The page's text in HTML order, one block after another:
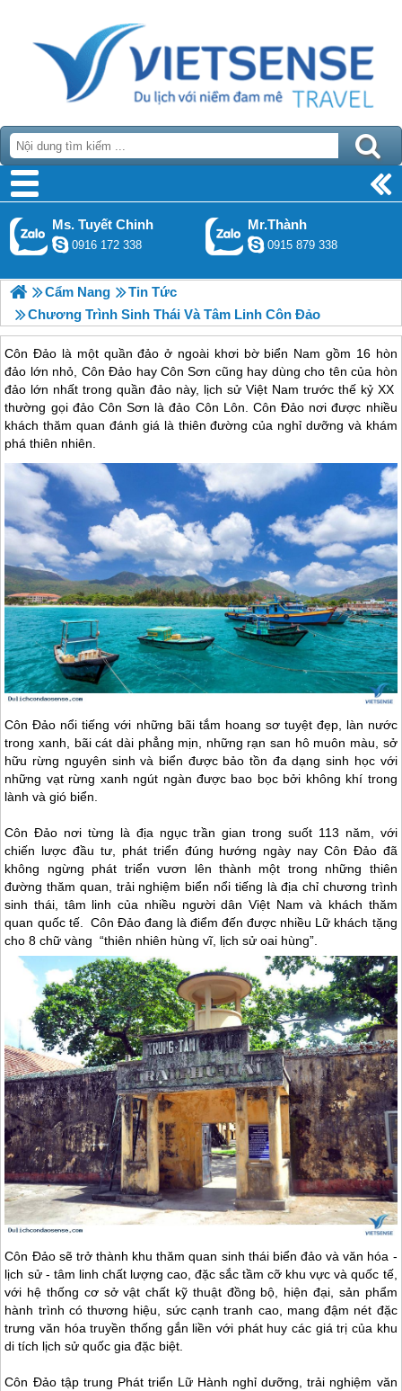
Ms. Tuyết Chinh
0916 172 338
Mr.Thành
0915 879 338
Cẩm Nang
Tin Tức
Chương Trình Sinh Thái Và Tâm Linh Côn Đảo
Côn Ðảo là một quần đảo ở ngoài khơi bờ biển Nam gồm 16 hòn
đảo lớn nhỏ, Côn Đảo hay Côn Sơn cũng hay dùng cho tên của hòn
đảo lớn nhất trong quần đảo này, lịch sử Việt Nam trước thế kỷ XX
thường gọi đảo Côn Sơn là đảo Côn Lôn. Côn Đảo nơi được nhiều
khách thăm quan đánh giá là thiên đường của nghỉ dưỡng và khám
phá thiên nhiên.
Côn Đảo nổi tiếng với những bãi tắm hoang sơ tuyệt đẹp, làn nước
trong xanh, bãi cát dài phẳng mịn, những rạn san hô muôn màu, sở
hữu rừng nguyên sinh và biển được bảo tồn đa dạng sinh học với
những vạt rừng xanh ngút ngàn được bao bọc bởi không khí trong
lành và gió biển.
Côn Đảo nơi từng là địa ngục trần gian trong suốt 113 năm, với
chiến lược đầu tư, phát triển đúng hướng ngày nay Côn Đảođã
không ngừng phát triển vươn lên thành một trong những thiên
đường thăm quan, trải nghiệm biển nổi tiếng là địa chỉ chương trình
sinh thái, tâm linh của nhiều người dân Việt Nam và khách thăm
quan quốc tế. Côn Đảođang là điểm đến được nhiều Lữ khách tặng
cho 8 chữ vàng “thiên nhiên hùng vĩ, lịch sử oai hùng”.
Côn Đảosẽ trở thành khu thăm quan sinh thái biển đảo và văn hóa -
lịch sử - tâm linh chất lượng cao, đặc sắc tầm cỡ khu vực và quốc tế,
với hệ thống cơ sở vật chất kỹ thuật đồng bộ, hiện đại, sản phẩm
hành trình có thương hiệu, sức cạnh tranh cao, mang đậm nét đặc
trưng văn hóa truyền thống gắn liền với phát huy các giá trị của khu
di tích lịch sử quốc gia đặc biệt.
Côn Đảotập trung Phát triển Lữ Hành nghỉ dưỡng, trải nghiệm văn